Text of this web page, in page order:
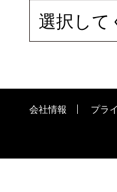
選択して
会社情報 プラ